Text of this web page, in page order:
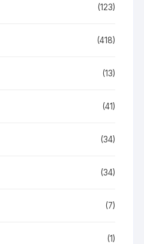
(123)
(418)
(13)
(41)
(34)
(34)
(7)
(1)